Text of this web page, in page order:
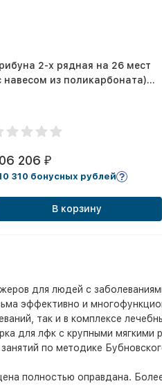
2-х рядная на 26 мест
навесом из поликарбоната)
206 ₽
310 бонусных рублей
В корзину
для людей с
эффективно и
так и в комплексе
для лфк с крупными мягкими
по методике
полностью оправдана.